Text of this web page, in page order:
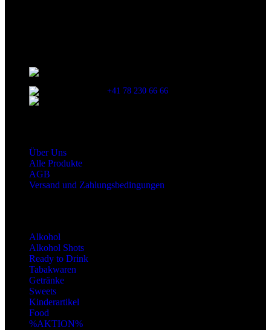
+41 78 230 66 66
Über Uns
Alle Produkte
AGB
Versand und Zahlungsbedingungen
Alkohol
Alkohol Shots
Ready to Drink
Tabakwaren
Getränke
Sweets
Kinderartikel
Food
%AKTION%